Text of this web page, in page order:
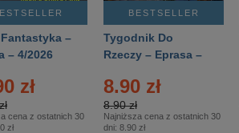
–
– 4/2026
zł
cena z ostatnich 30
zł
BESTSELLER
Tygodnik Do
Rzeczy – Eprasa –
8.90 zł
8.90 zł
Najniższa cena z ostatnich 30
dni: 8.90 zł